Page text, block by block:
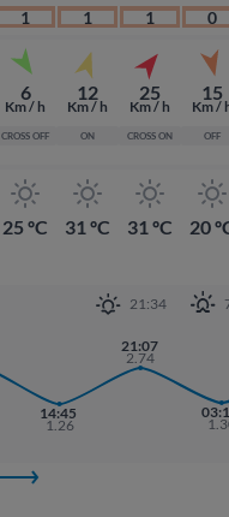
1
6
Km / h
CROSS OFF
25 ºC
1
12
Km / h
ON
31 ºC
1
25
Km / h
CROSS ON
31 ºC
21:34
14:45
1.26
21:07
2.74
0
15
Km /
OFF
20
21:07
2.74